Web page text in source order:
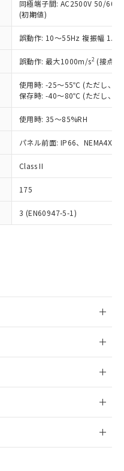
同極端子間: AC2500V 50/
(初期値)
誤動作: 10～55Hz 複振幅
誤動作: 最大1000m/s2 (接点
使用時: -25～55℃ (ただし、氷
保存時: -40～80℃ (ただし、氷
使用時: 35～85%RH
パネル前面: IP66、NEMA4X,
Class II
175
3 (EN60947-5-1)
登録
び標準価格はお客
はお客様担当のオ
店・当社販売員に
売店や当社販売拠
ーク
」をご確認
価格結果を当社の
者に漏洩または開
品リスト作成サー
だくには、I-Web
れている必要が
イト上で当社にご
トについて、当社
用者が、当社の製
されている法人を
ビス(2-エチルヘキシ
以下、フタル酸ブチ
下、フタル酸ジブチル
酸ジイソブチル
び制御機器に対する
いては閾値を超える意
います。
どにより、予定
す。
ンロード
非含有を証明す
含有を証明する
までの期間は出
ることから備考
ことがない限
愛しておりま
PBBs(ポリ臭化ビフェ
臭化ジフェニルエーテ
タル酸ブチルベンジ
キシル)) : 1000ppm
）のすべてが基
ます。
において有害物
に深刻な影響を
す。
販売部門へお問
棄する場合は、完
講じます。
核兵器、ミサイ
兵器またはその他
製造装置等に一切
第三者に販売する
よび3の内容を当
す。また当社は、
係わる関係者が違
がある場合は、取
ん。
庫あり
ないが在庫あり
在庫状況につ
のお取引先、ま
のオムロン制御
社販売員にご確
また在庫状況の
いない機種